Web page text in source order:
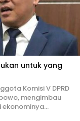
untuk yang
Komisi V DPRD
mengimbau
ekonominya…